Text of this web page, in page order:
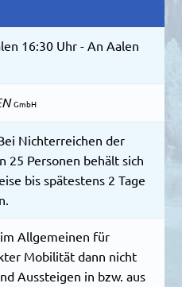
16:30 Uhr - An Aalen
GmbH
Nichterreichen der
25 Personen behält sich
bis spätestens 2 Tage
Allgemeinen für
Mobilität dann nicht
Aussteigen in bzw. aus